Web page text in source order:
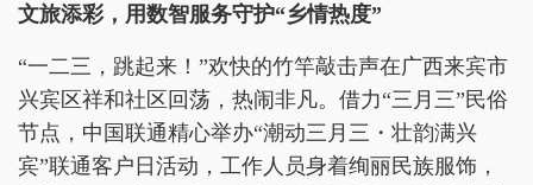
文旅添彩，用数智服务守护“乡情热度”
“一二三，跳起来！”欢快的竹竿敲击声在广西来宾市
兴宾区祥和社区回荡，热闹非凡。借力“三月三”民俗
节点，中国联通精心举办“潮动三月三・壮韵满兴
宾”联通客户日活动，工作人员身着绚丽民族服饰，